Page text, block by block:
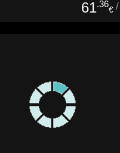
61.36
€ /